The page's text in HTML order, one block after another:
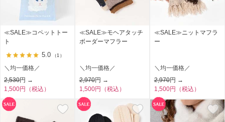
≪SALE≫コペットトー
ト
5.0 （1）
＼均一価格／
2,530円 →
1,500円（税込）
≪SALE≫モヘアタッチ
ボーダーマフラー
＼均一価格／
2,970円 →
1,500円（税込）
≪SALE≫ニットマフラ
ー
＼均一価格／
2,970円 →
1,500円（税込）